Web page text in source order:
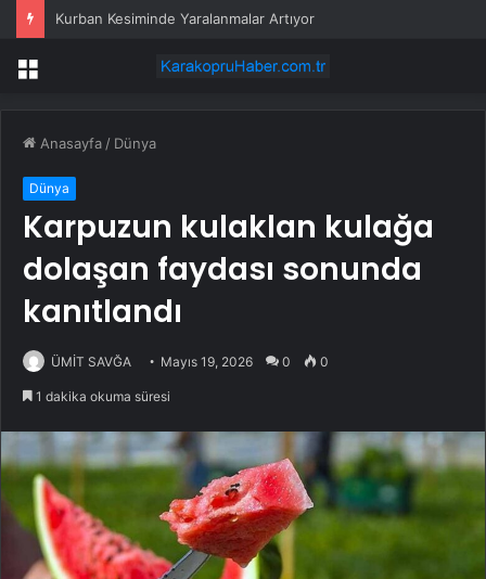
Kurban Kesiminde Yaralanmalar Artıyor
Menü
Anasayfa / Dünya
Dünya
Karpuzun kulaklan kulağa
dolaşan faydası sonunda
kanıtlandı
ÜMİT SAVĞA Mayıs 19, 2026 0 0
1 dakika okuma süresi